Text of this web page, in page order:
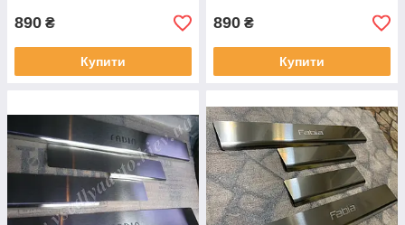
890 ₴
Купити
890 ₴
Купити